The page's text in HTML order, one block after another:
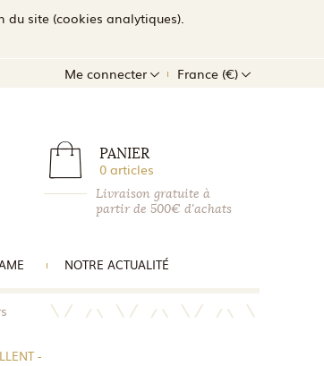
du site (cookies analytiques).
Me connecter France (€)
PANIER
0 articles
Livraison gratuite à
partir de 500€ d'achats
NOTRE ACTUALITÉ
-